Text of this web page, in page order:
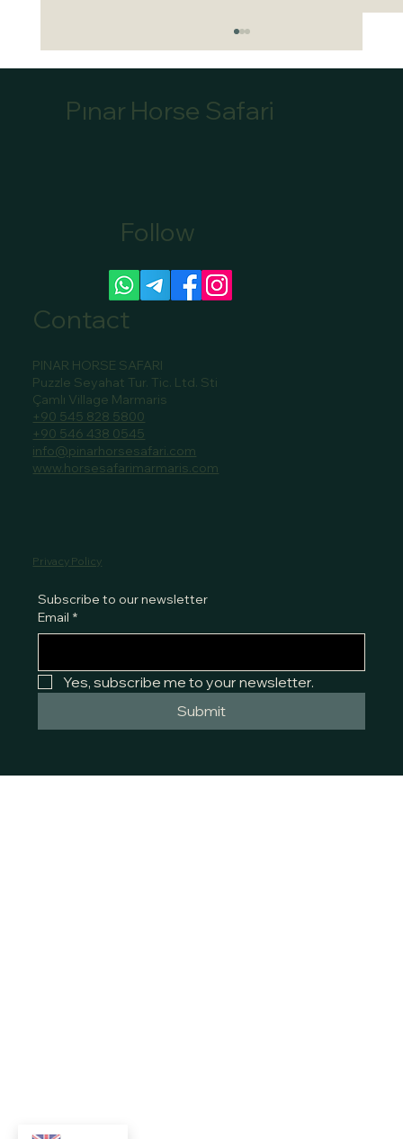
Canoe Tour Bookings Marmaris: Book Your
Pınar Horse Safari
Follow
Contact
PINAR HORSE SAFARI
Puzzle Seyahat Tur. Tic. Ltd. Sti
Çamlı Village Marmaris
+90 545 828 5800
+90 546 438 0545
info@pinarhorsesafari.com
www.horsesafarimarmaris.com
Privacy Policy
Subscribe to our newsletter
Email *
Yes, subscribe me to your newsletter.
Submit